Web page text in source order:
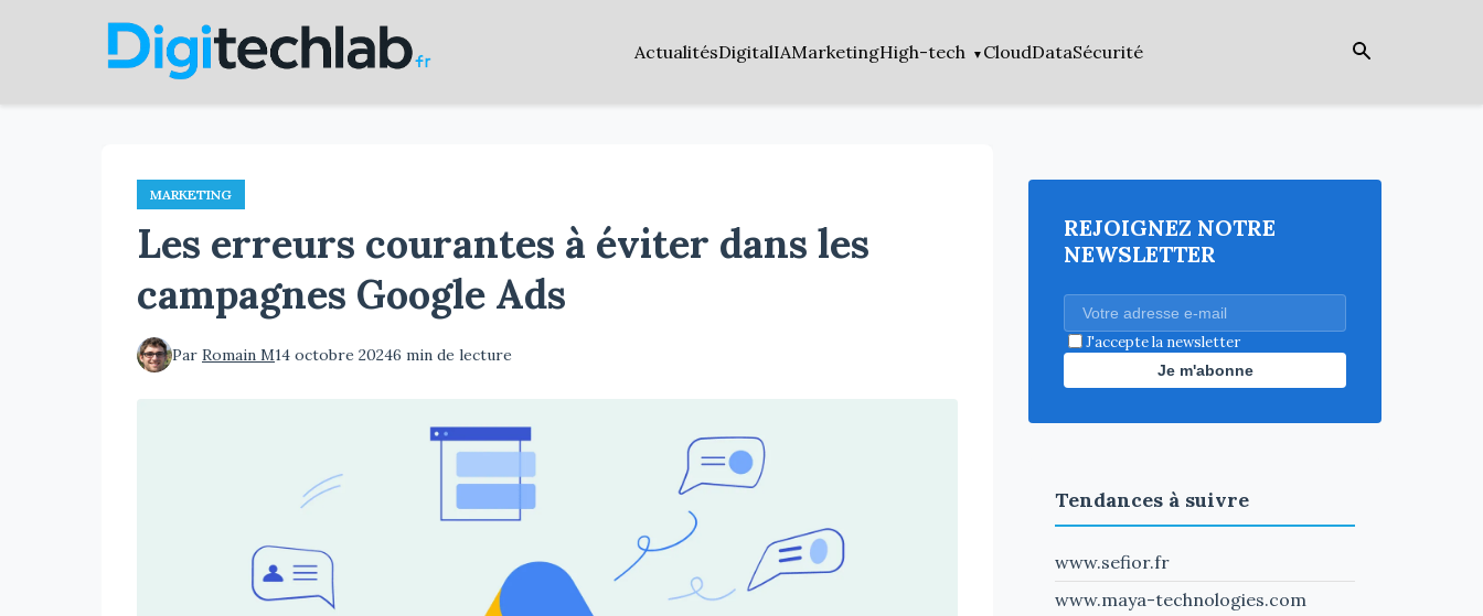
ActualitésDigitalIAMarketingHigh-tech CloudDataSécurité
MARKETING
Les erreurs courantes à éviter dans les
campagnes Google Ads
Par Romain M14 octobre 20246 min de lecture
REJOIGNEZ NOTRE
NEWSLETTER
J'accepte la newsletter
Je m'abonne
Tendances à suivre
www.sefior.fr
www.maya-technologies.com